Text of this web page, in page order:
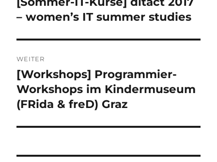
Beitrag:
– women’s IT summer studies
WEITER
Nächster
Beitrag:
[Workshops] Programmier-
Workshops im Kindermuseum
(FRida & freD) Graz